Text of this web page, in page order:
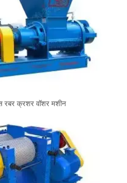
रबर क्रशर वॉशर मशीन